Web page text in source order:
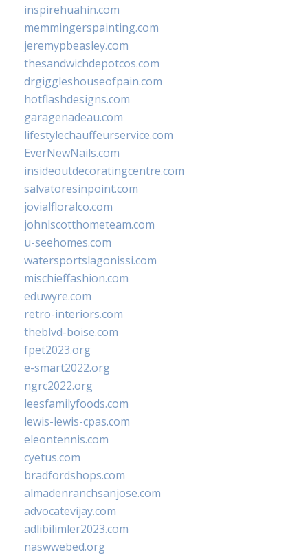
inspirehuahin.com
memmingerspainting.com
jeremypbeasley.com
thesandwichdepotcos.com
drgiggleshouseofpain.com
hotflashdesigns.com
garagenadeau.com
lifestylechauffeurservice.com
EverNewNails.com
insideoutdecoratingcentre.com
salvatoresinpoint.com
jovialfloralco.com
johnlscotthometeam.com
u-seehomes.com
watersportslagonissi.com
mischieffashion.com
eduwyre.com
retro-interiors.com
theblvd-boise.com
fpet2023.org
e-smart2022.org
ngrc2022.org
leesfamilyfoods.com
lewis-lewis-cpas.com
eleontennis.com
cyetus.com
bradfordshops.com
almadenranchsanjose.com
advocatevijay.com
adlibilimler2023.com
naswwebed.org